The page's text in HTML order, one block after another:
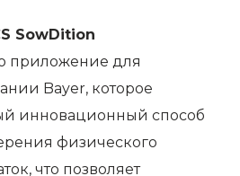
SowDition
приложение для
Bayer, которое
инновационный способ
физического
что позволяет